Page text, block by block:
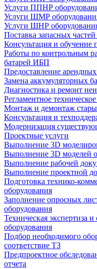
Услуги ППНР
Услуги ШМР
Услуги ШНР
Поставка запасных
Консультация и обучение
Работы по контрольным
батарей ИБП
Предоставление
Замена аккумуляторных
Диагностика и ремонт
Регламентное
Монтаж и демонтаж
Консультация и
Модернизация
Проектные услуги
Выполнение 3D
Выполнение 3D моделей
Выполнение рабочей
Выполнение проектной
Подготовка технико-
оборудования
Заполнение опросных
оборудования
Техническая экспертиза
оборудования
Подбор необходимого
соответствие ТЗ
Предпроектное
отчета